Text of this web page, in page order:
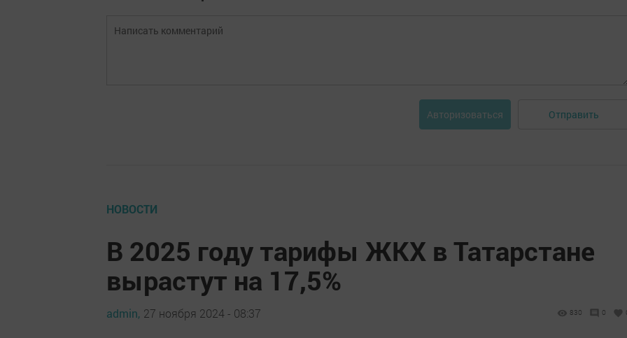
Авторизоваться Отправить
НОВОСТИ
В 2025 году тарифы ЖКХ в Татарстане
вырастут на 17,5%
admin, 27 ноября 2024 - 08:37 830 0